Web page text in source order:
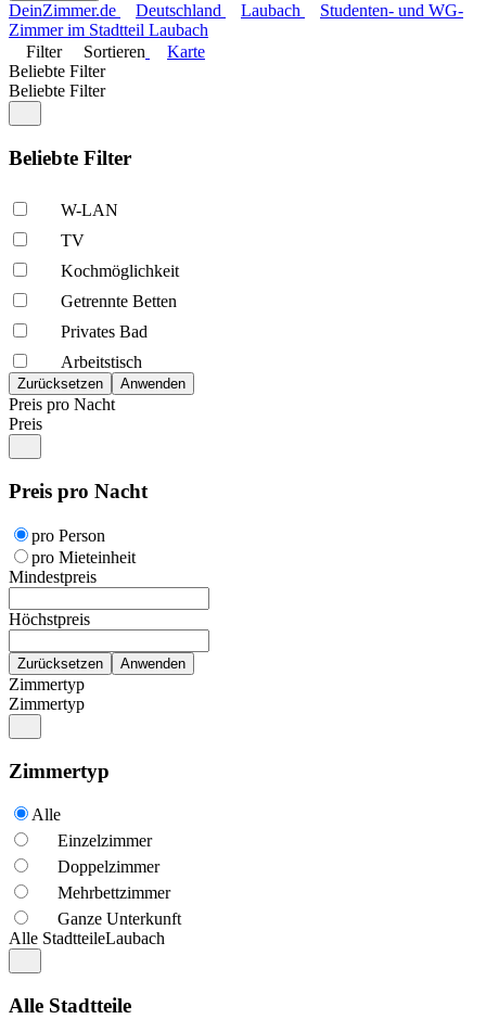
DeinZimmer.de Deutschland Laubach
Studenten- und WG-
Zimmer im Stadtteil Laubach
Filter
Sortieren
Karte
Beliebte Filter
Beliebte Filter
Beliebte Filter
W-LAN
TV
Kochmöglich­keit
Getrennte Betten
Privates Bad
Arbeitstisch
Preis pro Nacht
Preis
Preis pro Nacht
pro Person
pro Mieteinheit
Mindestpreis
Höchstpreis
Zimmertyp
Zimmertyp
Zimmertyp
Alle
Einzelzimmer
Doppelzimmer
Mehrbettzimmer
Ganze Unterkunft
Alle StadtteileLaubach
Alle Stadtteile